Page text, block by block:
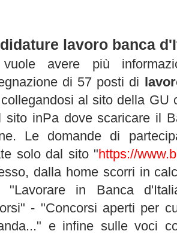
lavoro banca
avere più
di 57 posti di
al sito della GU
sito inPa dove scaricare il
Le domande di
solo dal sito "https://
dalla home scorri in
"Lavorare in Banca
- "Concorsi aperti per
e infine sulle voci